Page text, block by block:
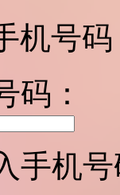
机号
码：
手机